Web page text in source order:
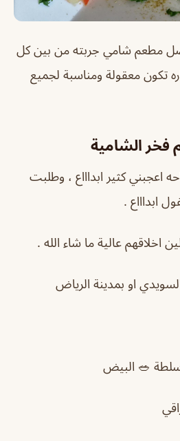
مطعم شامي جربته من بين كل
تكون معقولة ومناسبة لجميع
الشامية
كثير ابداااع ، وطلبت
ابداااع .
اخلاقهم عالية ما شاء الله .
او بمدينة الرياض
🥗 البيض